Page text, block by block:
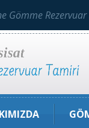
Gömme